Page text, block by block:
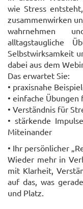
wie Stress
zusammenwirken
wahrnehmen
alltagstaugliche
Selbstwirksamkeit
dabei aus dem
Das erwartet Sie:
• praxisnahe
• einfache
• Verständnis für
• stärkende
Miteinander
• Ihr persönlicher
Wieder mehr in
mit Klarheit,
aufdas, was
und Platz.